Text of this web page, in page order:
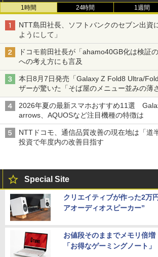
1時間 24時間 1週間
NTT島田社長、ソフトバンクのセブン出資
ようにして」
ドコモ前田社長が「ahamo40GB化は検証
への考え方にも言及
本日8月7日発売「Galaxy Z Fold8 Ultra/
ザーが驚いた「そば屋のメニュー並みの薄さ
2026年夏の最新スマホおすすめ11選
arrows、AQUOSなど注目機種の特徴は
NTTドコモ、通信品質改善の現在地は「
投資で年度内の改善目指す
Special Site
クリエイティブが作った2万
アオーディオスピーカー”
お値段そのままでメモリ倍
「お得なゲーミングノート」